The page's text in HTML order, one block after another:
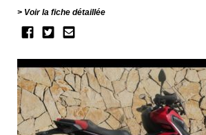
Voir la fiche détaillée